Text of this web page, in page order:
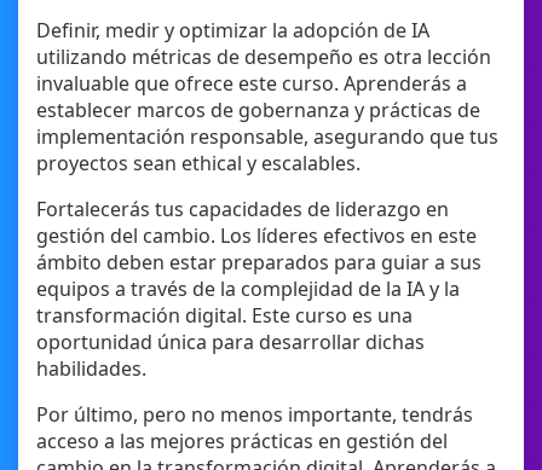
Definir, medir y optimizar la adopción de IA
utilizando métricas de desempeño es otra lección
invaluable que ofrece este curso. Aprenderás a
establecer marcos de gobernanza y prácticas de
implementación responsable, asegurando que tus
proyectos sean ethical y escalables.
Fortalecerás tus capacidades de liderazgo en
gestión del cambio. Los líderes efectivos en este
ámbito deben estar preparados para guiar a sus
equipos a través de la complejidad de la IA y la
transformación digital. Este curso es una
oportunidad única para desarrollar dichas
habilidades.
Por último, pero no menos importante, tendrás
acceso a las mejores prácticas en gestión del